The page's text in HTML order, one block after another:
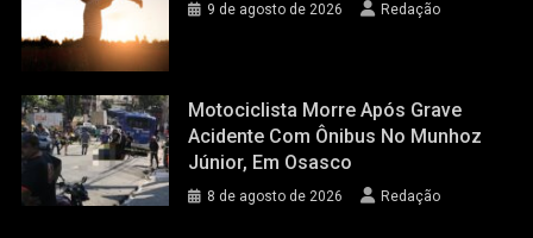
9 de agosto de 2026 Redação
Motociclista Morre Após Grave
Acidente Com Ônibus No Munhoz
Júnior, Em Osasco
8 de agosto de 2026 Redação